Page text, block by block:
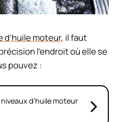
d’huile moteur, il faut
l’endroit où elle se
pouvez :
d’huile moteur